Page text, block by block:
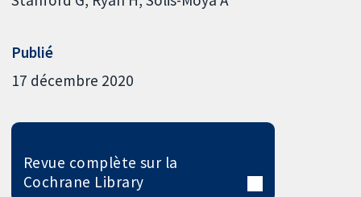
Publié
17 décembre 2020
Revue complète sur la
Cochrane Library